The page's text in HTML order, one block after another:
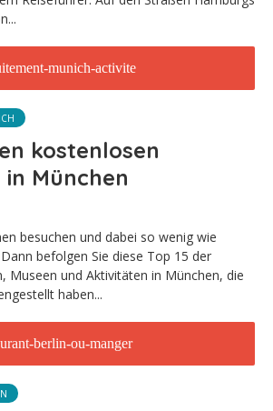
kostenlosen
München
besuchen und dabei so wenig wie
befolgen Sie diese Top 15 der
Museen und Aktivitäten in München, die
haben...